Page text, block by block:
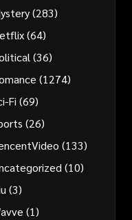
(283)
(64)
(36)
(1274)
Fi (69)
(26)
(133)
(10)
(3)
(1)